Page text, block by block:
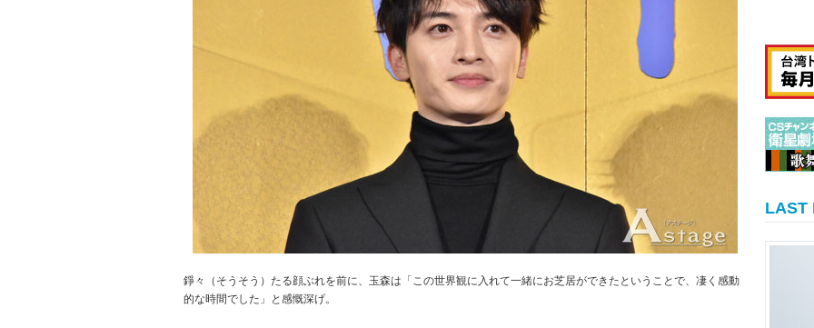
錚々（そうそう）たる顔ぶれを前に、玉森は「この世界観に入れて一緒にお芝居ができたということで、凄く感動
的な時間でした」と感慨深げ。
LAST